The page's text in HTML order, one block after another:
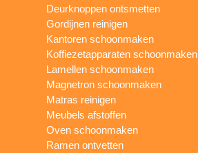
Deurknoppen ontsmetten
Gordijnen reinigen
Kantoren schoonmaken
Koffiezetapparaten schoonmaken
Lamellen schoonmaken
Magnetron schoonmaken
Matras reinigen
Meubels afstoffen
Oven schoonmaken
Ramen ontvetten